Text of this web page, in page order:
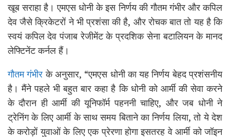
खूब सराहा है। एमएस धोनी के इस निर्णय की गौतम गंभीर और कपिल
देव जैसे क्रिकेटरों ने भी प्रशंसा की है, और रोचक बात तो यह है कि
स्वयं कपिल देव पंजाब रेजीमेंट के प्रदशिक सेना बटालियन के मानद
लेफ्टिनेंट कर्नल हैं।
गौतम गंभीर के अनुसार, “एमएस धोनी का यह निर्णय बेहद प्रशंसनीय
है। मैंने पहले भी बहुत बार कहा है कि धोनी को आर्मी की सेवा करने
के दौरान ही आर्मी की यूनिफॉर्म पहननी चाहिए, और जब धोनी ने
ट्रेनिंग के लिए आर्मी के साथ समय बिताने का निर्णय लिया, तो ये देश
के करोड़ों युवाओं के लिए एक प्रेरणा होगा इसतरह वे आर्मी को जॉइन